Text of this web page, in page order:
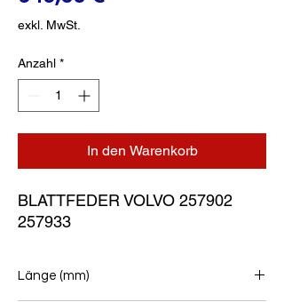
exkl. MwSt.
Anzahl *
In den Warenkorb
BLATTFEDER VOLVO 257902
257933
Länge (mm)